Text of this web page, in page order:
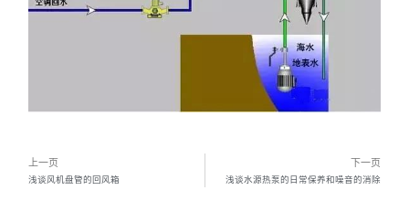
上一页
浅谈风机盘管的回风箱
下一页
浅谈水源热泵的日常保养和噪音的消除